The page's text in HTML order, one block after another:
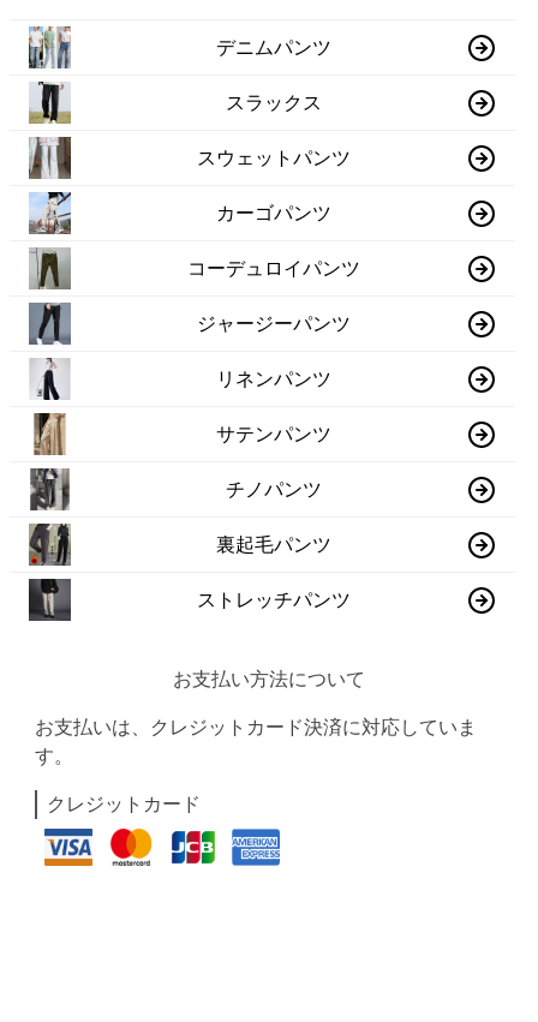
デニムパンツ
スラックス
スウェットパンツ
カーゴパンツ
コーデュロイパンツ
ジャージーパンツ
リネンパンツ
サテンパンツ
チノパンツ
裏起毛パンツ
ストレッチパンツ
お支払い方法について
お支払いは、クレジットカード決済に対応していま
す。
クレジットカード